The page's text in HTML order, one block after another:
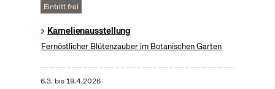
Eintritt frei
Kamelienausstellung
Fernöstlicher Blütenzauber im Botanischen Garten
6.3. bis19.4.2026